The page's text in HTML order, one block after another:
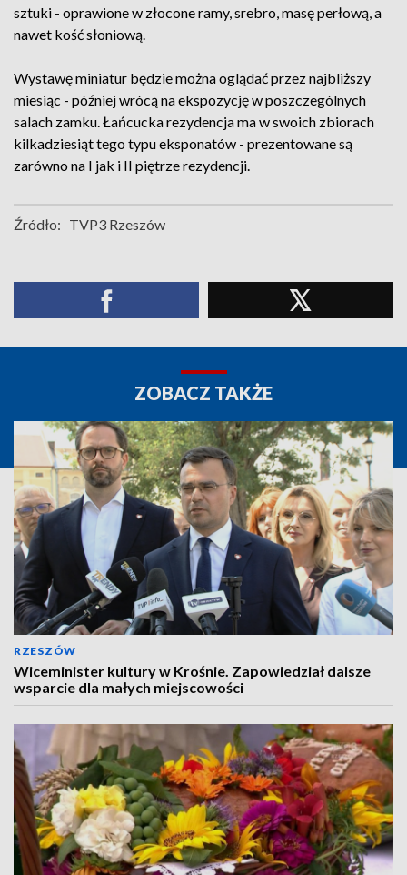
sztuki - oprawione w złocone ramy, srebro, masę perłową, a
nawet kość słoniową.
Wystawę miniatur będzie można oglądać przez najbliższy
miesiąc - później wrócą na ekspozycję w poszczególnych
salach zamku. Łańcucka rezydencja ma w swoich zbiorach
kilkadziesiąt tego typu eksponatów - prezentowane są
zarówno na I jak i II piętrze rezydencji.
Źródło: TVP3 Rzeszów
ZOBACZ TAKŻE
RZESZÓW
Wiceminister kultury w Krośnie. Zapowiedział dalsze
wsparcie dla małych miejscowości